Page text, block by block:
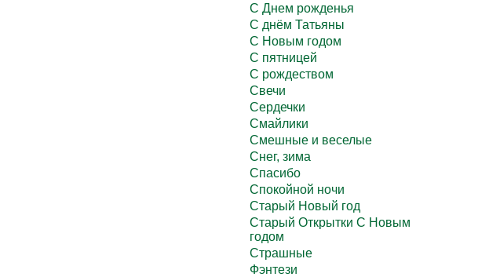
С Днем рожденья
С днём Татьяны
С Новым годом
С пятницей
С рождеством
Свечи
Сердечки
Смайлики
Смешные и веселые
Снег, зима
Спасибо
Спокойной ночи
Старый Новый год
Старый Открытки С Новым
годом
Страшные
Фэнтези